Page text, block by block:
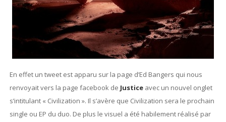
En effet un tweet est apparu sur la page d’Ed Bangers qui nous
renvoyait vers la page facebook de Justiceavec un nouvel onglet
s’intitulant « Civilization ». Il s’avère que Civilization sera le prochain
single ou EP du duo. De plus le visuel a été habilement réalisé par